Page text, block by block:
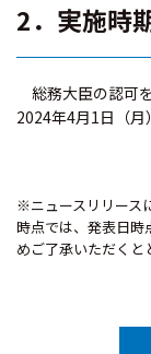
2．実施時
総務大臣の認可
2024年4月1日（月
※ニュースリリース
時点では、発表日時
めご了承いただくと